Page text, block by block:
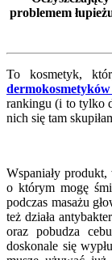
problemem
To kosmetyk,
rankingu (i to tylko
nich się tam
Wspaniały
o którym mogę
podczas masażu
też działa
oraz pobudza
doskonale się